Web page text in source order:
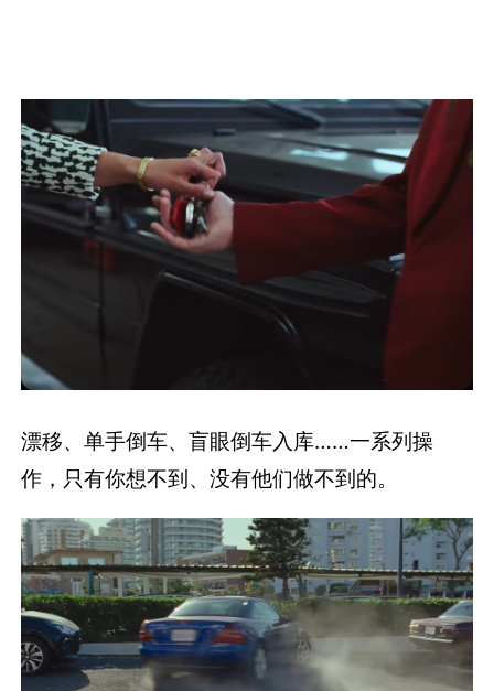
漂移、单手倒车、盲眼倒车入库……一系列操
作，只有你想不到、没有他们做不到的。